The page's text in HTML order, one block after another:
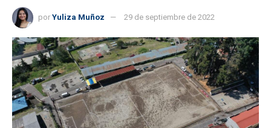
por Yuliza Muñoz 29 de septiembre de 2022